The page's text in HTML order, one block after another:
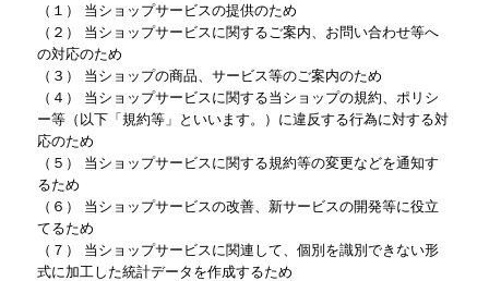
（１） 当ショップサービスの提供のため
（２） 当ショップサービスに関するご案内、お問い合わせ等へ
の対応のため
（３） 当ショップの商品、サービス等のご案内のため
（４） 当ショップサービスに関する当ショップの規約、ポリシ
ー等（以下「規約等」といいます。）に違反する行為に対する対
応のため
（５） 当ショップサービスに関する規約等の変更などを通知す
るため
（６） 当ショップサービスの改善、新サービスの開発等に役立
てるため
（７） 当ショップサービスに関連して、個別を識別できない形
式に加工した統計データを作成するため